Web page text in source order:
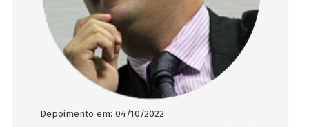
Depoimento em: 04/10/2022